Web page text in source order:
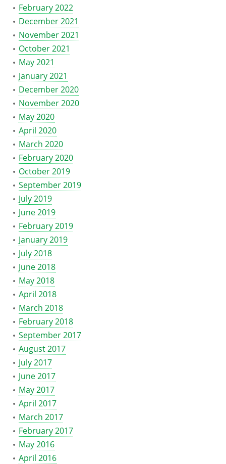
February 2022
December 2021
November 2021
October 2021
May 2021
January 2021
December 2020
November 2020
May 2020
April 2020
March 2020
February 2020
October 2019
September 2019
July 2019
June 2019
February 2019
January 2019
July 2018
June 2018
May 2018
April 2018
March 2018
February 2018
September 2017
August 2017
July 2017
June 2017
May 2017
April 2017
March 2017
February 2017
May 2016
April 2016